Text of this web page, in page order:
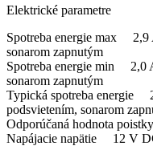
Elektrické parametre
Spotreba energie max 2,9
sonarom zapnutým
Spotreba energie min 2,0
sonarom zapnutým
Typická spotreba energie
podsvietením, sonarom
Odporúčaná hodnota
Napájacie napätie 12 V